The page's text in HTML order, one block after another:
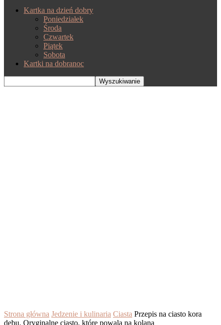
Kartka na dzień dobry
Poniedziałek
Środa
Czwartek
Piątek
Sobota
Kartki na dobranoc
Strona główna Jedzenie i kulinaria Ciasta Przepis na ciasto kora
dębu. Oryginalne ciasto, które powala na kolana